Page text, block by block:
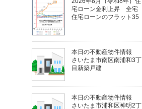
宅ローン金利上昇 全宅
住宅ローンのフラット35
本日の不動産物件情報
さいたま市南区南浦和3丁
目新築戸建
本日の不動産物件情報
さいたま市浦和区神明2丁